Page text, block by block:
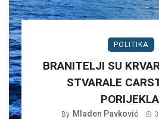
POLITIKA
BRANITELJI SU
STVARALE
By Mladen Pavković